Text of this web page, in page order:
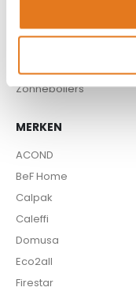
Rookkanaal
Zonneboilers
MERKEN
ACOND
BeF Home
Calpak
Caleffi
Domusa
Eco2all
Firestar